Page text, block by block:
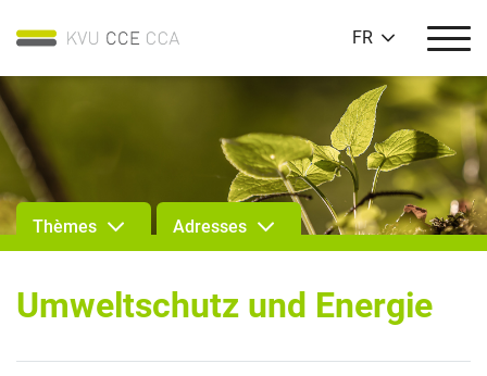
FR
Thèmes Adresses
Umweltschutz und Energie